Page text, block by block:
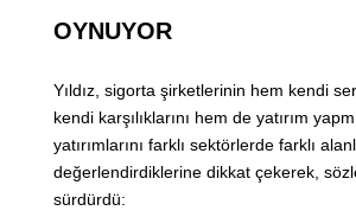
OYNUYOR
Yıldız, sigorta şirketlerinin hem kendi
kendi karşılıklarını hem de yatırım
yatırımlarını farklı sektörlerde farklı
değerlendirdiklerine dikkat çekerek,
sürdürdü: